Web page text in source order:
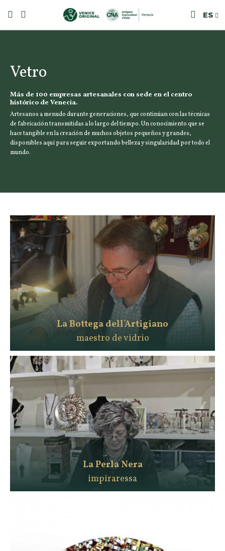
ES
Vetro
Más de 100 empresas artesanales con sede en el centro
histórico de Venecia.
Artesanos a menudo durante generaciones, que continúan con las técnicas
de fabricación transmitidas a lo largo del tiempo. Un conocimiento que se
hace tangible en la creación de muchos objetos pequeños y grandes,
disponibles aquí para seguir exportando belleza y singularidad por todo el
mundo.
La Bottega dell'Artigiano
maestro de vidrio
La Perla Nera
impiraressa